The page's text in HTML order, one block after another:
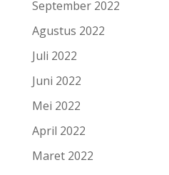
September 2022
Agustus 2022
Juli 2022
Juni 2022
Mei 2022
April 2022
Maret 2022